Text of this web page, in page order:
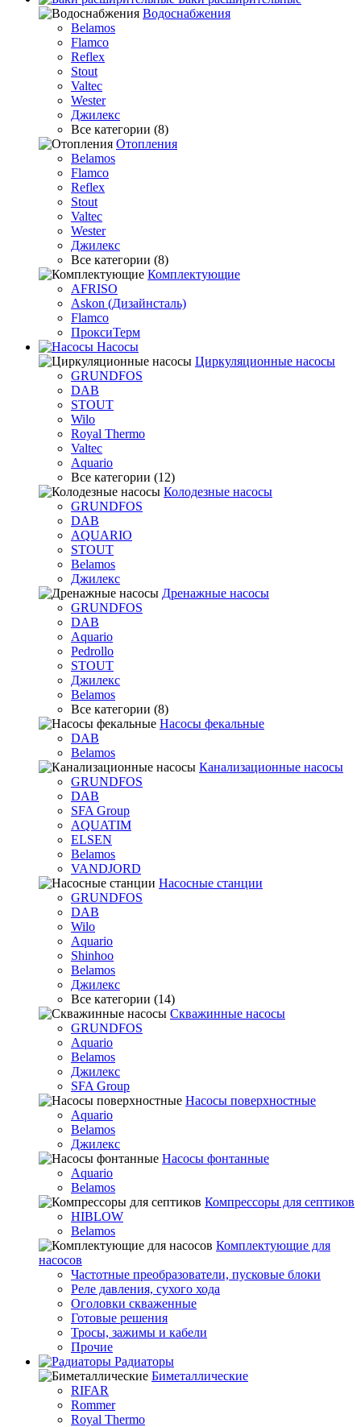
Водоснабжения
Belamos
Flamco
Reflex
Stout
Valtec
Wester
Джилекс
Все категории (8)
Отопления
Belamos
Flamco
Reflex
Stout
Valtec
Wester
Джилекс
Все категории (8)
Комплектующие
AFRISO
Askon (Дизайнсталь)
Flamco
ПроксиТерм
Насосы
Циркуляционные насосы
GRUNDFOS
DAB
STOUT
Wilo
Royal Thermo
Valtec
Aquario
Все категории (12)
Колодезные насосы
GRUNDFOS
DAB
AQUARIO
STOUT
Belamos
Джилекс
Дренажные насосы
GRUNDFOS
DAB
Aquario
Pedrollo
STOUT
Джилекс
Belamos
Все категории (8)
Насосы фекальные
DAB
Belamos
Канализационные насосы
GRUNDFOS
DAB
SFA Group
AQUATIM
ELSEN
Belamos
VANDJORD
Насосные станции
GRUNDFOS
DAB
Wilo
Aquario
Shinhoo
Belamos
Джилекс
Все категории (14)
Скважинные насосы
GRUNDFOS
Aquario
Belamos
Джилекс
SFA Group
Насосы поверхностные
Aquario
Belamos
Джилекс
Насосы фонтанные
Aquario
Belamos
Компрессоры для септиков
HIBLOW
Belamos
Комплектующие для
насосов
Частотные преобразователи, пусковые блоки
Реле давления, сухого хода
Оголовки скваженные
Готовые решения
Тросы, зажимы и кабели
Прочие
Радиаторы
Биметаллические
RIFAR
Rommer
Royal Thermo